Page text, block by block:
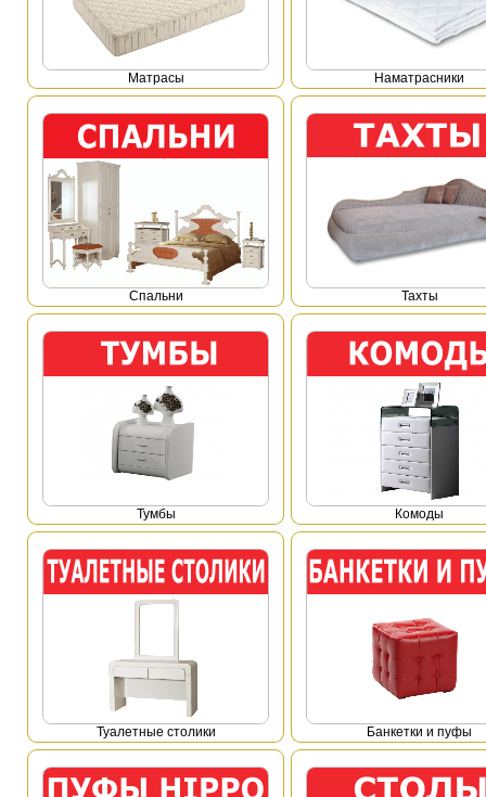
Mатрасы Наматрасники
Спальни Тахты
Тумбы Комоды
Туалетные столики Банкетки и пуфы